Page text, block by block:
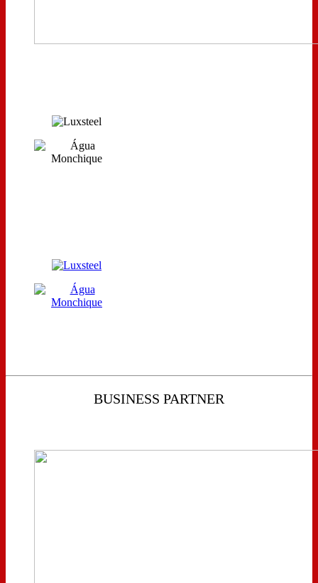
BUSINESS PARTNER